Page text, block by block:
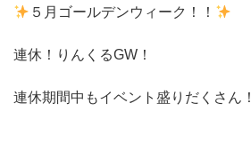
５月ゴールデンウィーク！！
連休！りんくるGW！
連休期間中もイベント盛りだくさん！